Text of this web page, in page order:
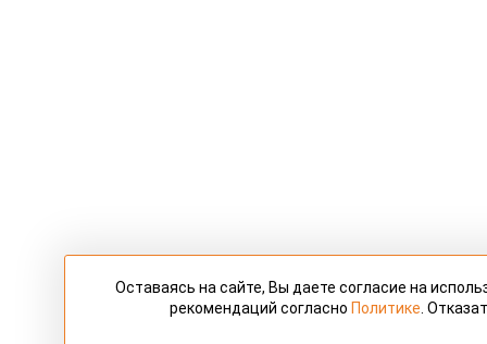
Оставаясь на сайте, Вы даете согласие на
рекомендаций согласно Политике .